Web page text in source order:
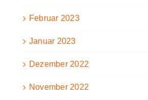
Februar 2023
Januar 2023
Dezember 2022
November 2022